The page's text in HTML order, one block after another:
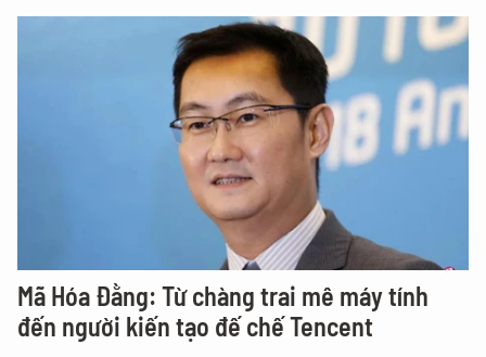
Mã Hóa Đằng: Từ chàng trai mê máy tính
đến người kiến tạo đế chế Tencent